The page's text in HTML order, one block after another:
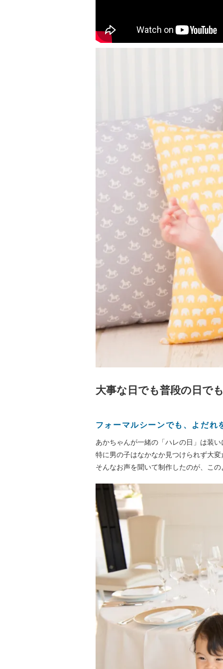
大事な日でも普段の日で
フォーマルシーンでも、よだれ
あかちゃんが一緒の「ハレの日」は装
特に男の子はなかなか見つけられず大変
そんなお声を聞いて制作したのが、こ